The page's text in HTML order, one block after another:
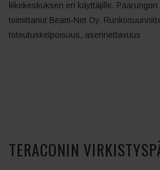
liikekeskuksen eri käyttäjille.
toimittanut Beam-Net Oy.
toteutuskelpoisuus, asennettavuus
TERACONIN